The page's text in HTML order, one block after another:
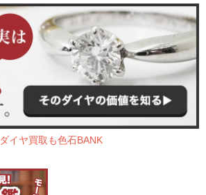
ダイヤ買取も色石BANK